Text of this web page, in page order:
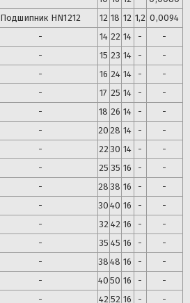
Подшипник HN1212 12 18 12 1,2 0,0094
- 14 22 14 -
-
- 15 23 14 -
-
- 16 24 14 -
-
- 17 25 14 -
-
- 18 26 14 -
-
- 20 28 14 -
-
- 2230 14 -
-
- 25 35 16 -
-
- 28 38 16 -
-
- 30 40 16 -
-
- 32 42 16 -
-
- 35 45 16 -
-
- 38 48 16 -
-
- 40 50 16 -
-
- 42 52 16 -
-